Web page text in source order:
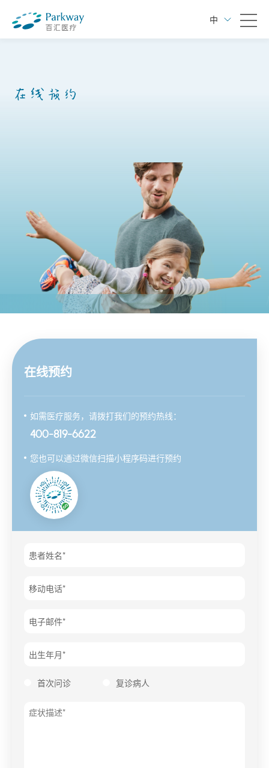
中
在线预约
在线预约
如需医疗服务，请拨打我们的预约热线：
400-819-6622
您也可以通过微信扫描小程序码进行预约
患者姓名*
移动电话*
电子邮件*
出生年月*
首次问诊 复诊病人